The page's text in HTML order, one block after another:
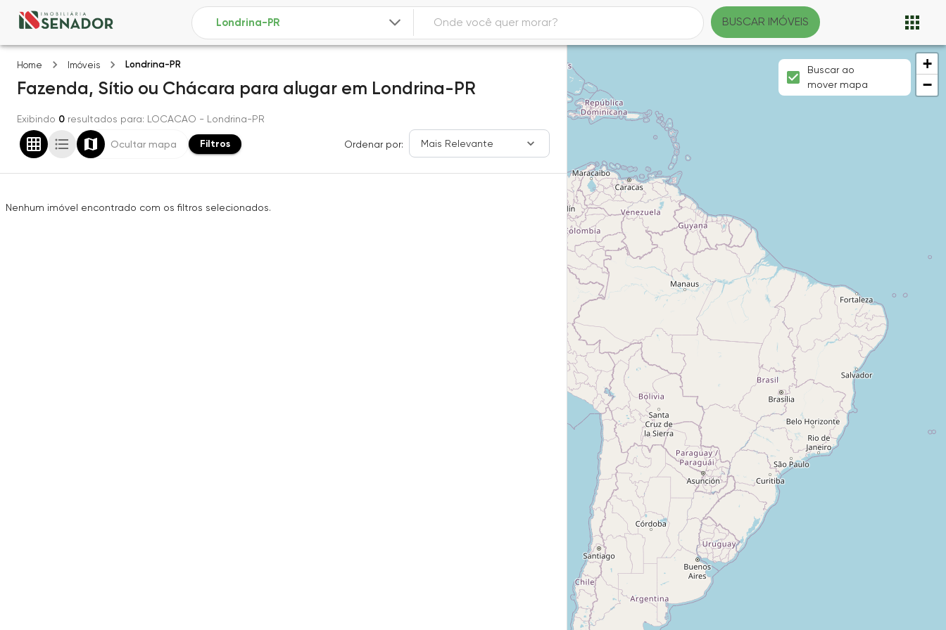
BUSCAR IMÓVEIS
Home Imóveis Londrina-PR
Fazenda, Sítio ou Chácara para alugar em Londrina-PR
Exibindo 0 resultados para: LOCACAO - Londrina-PR
Ocultar mapa Filtros Ordenar por: Mais Relevante
Nenhum imóvel encontrado com os filtros selecionados.
+
−
Buscar ao
mover mapa